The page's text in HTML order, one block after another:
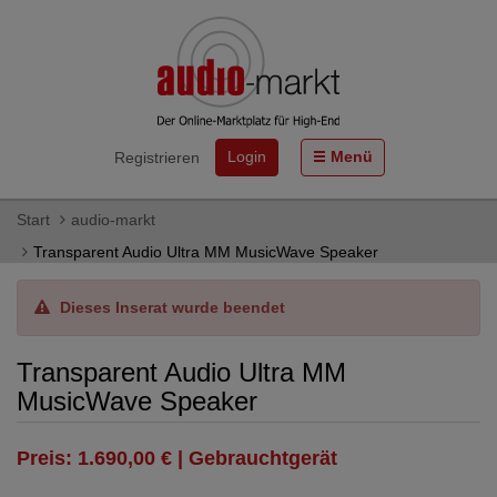
Registrieren Login Menü
Start
audio-markt
Transparent Audio Ultra MM MusicWave Speaker
Dieses Inserat wurde beendet
Transparent Audio Ultra MM
MusicWave Speaker
Preis: 1.690,00 € | Gebrauchtgerät